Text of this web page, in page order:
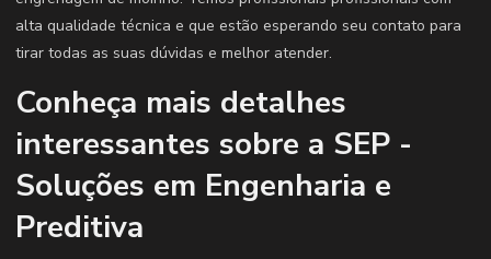
alta qualidade técnica e que estão esperando seu contato para
tirar todas as suas dúvidas e melhor atender.
Conheça mais detalhes
interessantes sobre a SEP -
Soluções em Engenharia e
Preditiva